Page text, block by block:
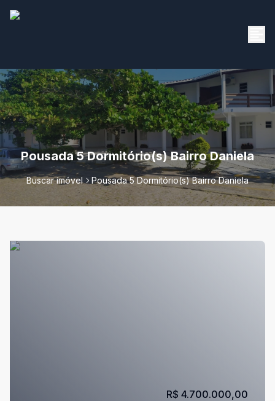
Pousada 5 Dormitório(s) Bairro Daniela
Buscar imóvel Pousada 5 Dormitório(s) Bairro Daniela
R$ 4.700.000,00